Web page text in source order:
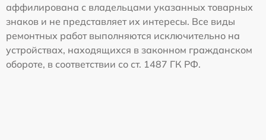
аффилирована с владельцами указанных товарных
знаков и не представляет их интересы. Все виды
ремонтных работ выполняются исключительно на
устройствах, находящихся в законном гражданском
обороте, в соответствии со ст. 1487 ГК РФ.